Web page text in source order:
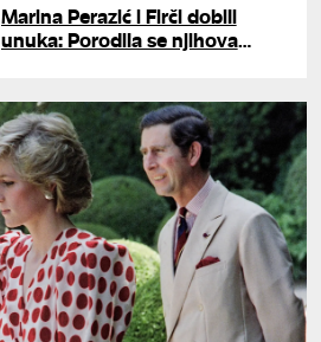
Marina Perazić i Firči dobili
unuka: Porodila se njihova